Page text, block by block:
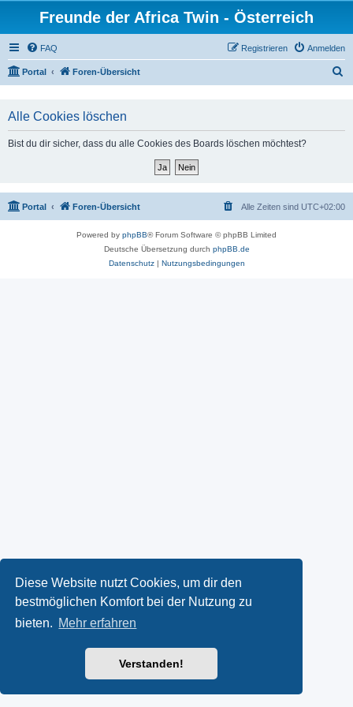
Diese Website nutzt Cookies, um dir den
bestmöglichen Komfort bei der Nutzung zu
bieten. Mehr erfahren
Verstanden!
Freunde der Africa Twin - Österreich
FAQ Anmelden
Registrieren
Portal Foren-Übersicht
Alle Cookies löschen
Bist du dir sicher, dass du alle Cookies des Boards löschen möchtest?
Portal Foren-Übersicht Alle Zeiten sind UTC+02:00
Powered by phpBB® Forum Software © phpBB Limited
Deutsche Übersetzung durch phpBB.de
Datenschutz| Nutzungsbedingungen